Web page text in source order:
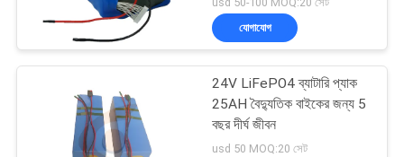
যোগাযোগ
24V LiFePO4 ব্যাটারি প্যাক
25AH বৈদ্যুতিক বাইকের জন্য 5
বছর দীর্ঘ জীবন
usd 50 MOQ:20 সেট